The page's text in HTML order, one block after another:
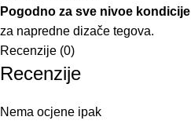
Pogodno za sve nivoe kondicije
za napredne dizače tegova.
Recenzije (0)
Recenzije
Nema ocjene ipak